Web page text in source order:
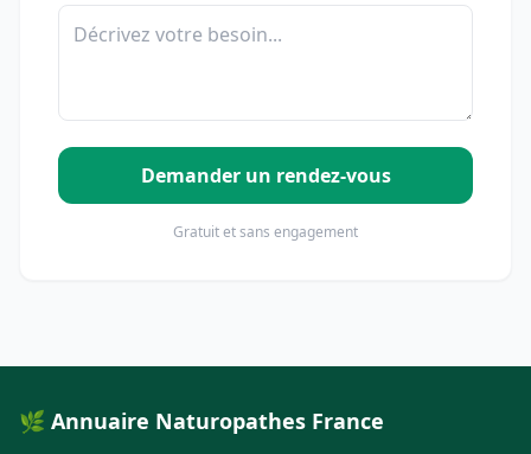
Demander un rendez-vous
Gratuit et sans engagement
🌿 Annuaire Naturopathes France